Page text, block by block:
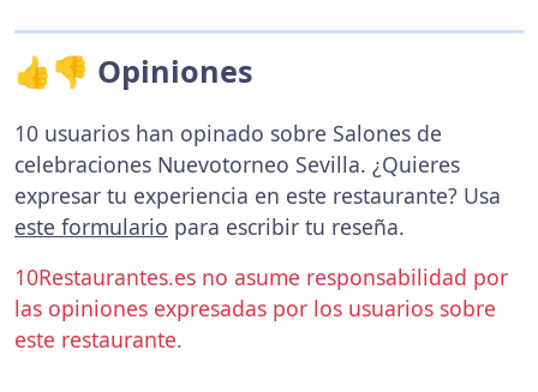
👍👎 Opiniones
10 usuarios han opinado sobre Salones de
celebraciones Nuevotorneo Sevilla. ¿Quieres
expresar tu experiencia en este restaurante? Usa
este formulario para escribir tu reseña.
10Restaurantes.es no asume responsabilidad por
las opiniones expresadas por los usuarios sobre
este restaurante.